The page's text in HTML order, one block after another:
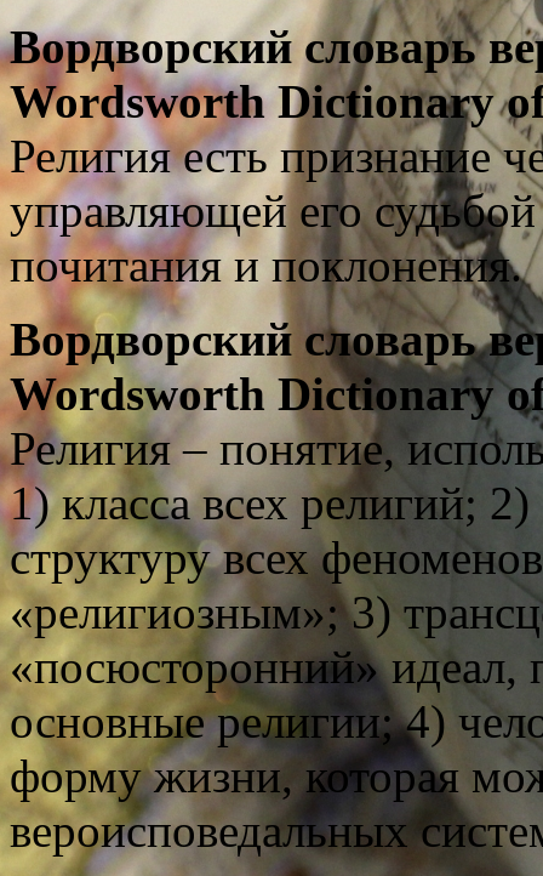
Вордворский словарь
Wordsworth Dictionary
Религия есть признание
управляющей его
почитания и поклонения.
Вордворский словарь
Wordsworth Dictionary
Религия – понятие,
1) класса всех религий;
структуру всех
«религиозным»; 3)
«посюсторонний» идеал,
основные религии; 4)
форму жизни, которая
вероисповедальных